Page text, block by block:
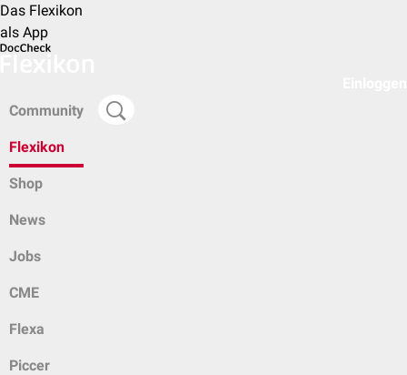
Das Flexikon
als App
Community
Flexikon
Shop
News
Jobs
CME
Flexa
Piccer